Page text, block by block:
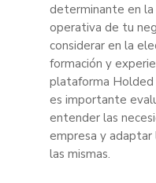
determinante en la
operativa de tu
considerar en la
formación y
plataforma Holded
es importante
entender las
empresa y
las mismas.